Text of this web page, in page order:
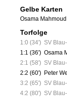
Gelbe Karten
Osama Mahmoud
Torfolge
1:0 (34') SV
1:1 (36') Osama
2:1 (58') SV
2:2 (60') Peter
3:2 (65') SV
4:2 (80') SV